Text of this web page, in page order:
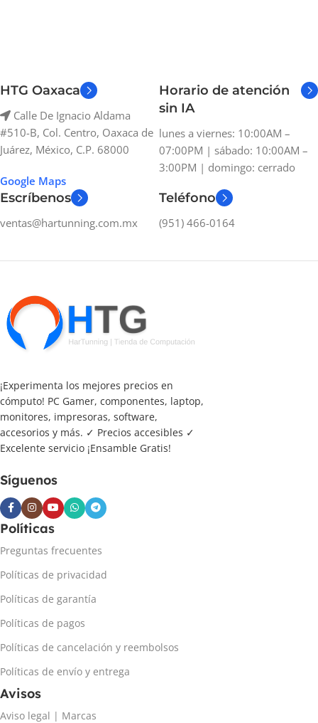
HTG Oaxaca
Calle De Ignacio Aldama
#510-B, Col. Centro, Oaxaca de
Juárez, México, C.P. 68000
Google Maps
Horario de atención
sin IA
lunes a viernes: 10:00AM –
07:00PM | sábado: 10:00AM –
3:00PM | domingo: cerrado
Escríbenos
ventas@hartunning.com.mx
Teléfono
(951) 466-0164
¡Experimenta los mejores precios en
cómputo! PC Gamer, componentes, laptop,
monitores, impresoras, software,
accesorios y más. ✓ Precios accesibles ✓
Excelente servicio ¡Ensamble Gratis!
Síguenos
Políticas
Preguntas frecuentes
Políticas de privacidad
Políticas de garantía
Políticas de pagos
Políticas de cancelación y reembolsos
Políticas de envío y entrega
Avisos
Aviso legal | Marcas